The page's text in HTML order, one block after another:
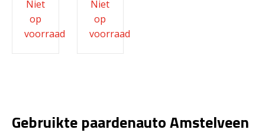
Gebruikte paardenauto Amstelveen